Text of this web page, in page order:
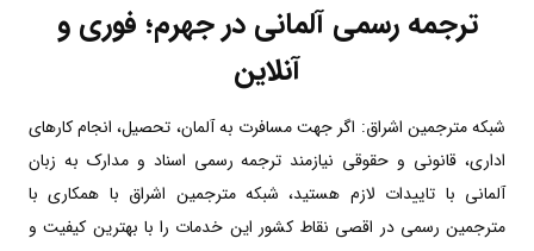
ترجمه رسمی آلمانی در جهرم؛ فوری و
آنلاین
شبکه مترجمین اشراق: اگر جهت مسافرت به آلمان، تحصیل، انجام کارهای
اداری، قانونی و حقوقی نیازمند ترجمه رسمی اسناد و مدارک به زبان
آلمانی با تاییدات لازم هستید، شبکه مترجمین اشراق با همکاری با
مترجمین رسمی در اقصی نقاط کشور این خدمات را با بهترین کیفیت و